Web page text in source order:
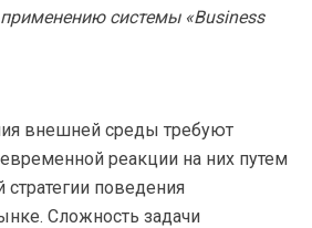
применению системы «Business
внешней среды требуют
реакции на них путем
стратегии поведения
Сложность задачи